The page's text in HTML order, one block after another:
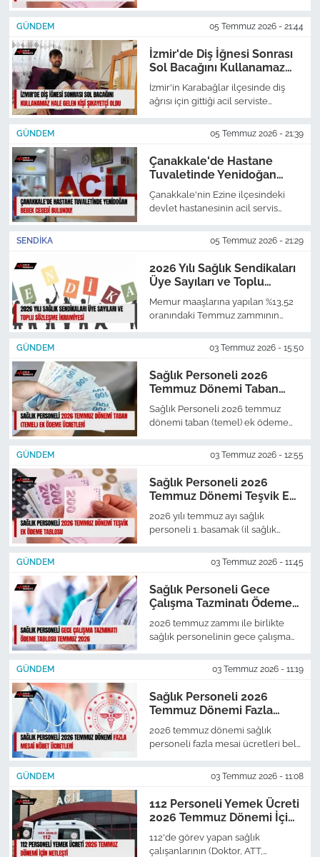
ücret uygulamasına Çalışma
son noktayı koydu.
GÜNDEM 05 Temmuz 2026 - 21:44
İzmir'de Diş İğnesi Sonrası
Sol Bacağını Kullanamaz
Hale Gelen Kişi Şikayetçi
Oldu
İzmir'in Karabağlar ilçesinde diş
ağrısı için gittiği acil serviste
mobilya ustası Şerif Osman, yanlış
bacağını kullanamaz hale gelerek
suç duyurusunda bulundu.
GÜNDEM 05 Temmuz 2026 - 21:39
Çanakkale'de Hastane
Tuvaletinde Yenidoğan
Bebek Cesedi Bulundu!
Çanakkale'nin Ezine ilçesindeki
devlet hastanesinin acil servis
yaklaşık 15 saat önce dünyaya
cesedi bulundu.
SENDIKA 05 Temmuz 2026 - 21:29
2026 Yılı Sağlık Sendikaları
Üye Sayıları ve Toplu
Sözleşme İkramiyesi
Memur maaşlarına yapılan %13,52
oranındaki Temmuz zammının
yararlanacağı toplu sözleşme
seviyesine yükseldi.
GÜNDEM 03 Temmuz 2026 - 15:50
Sağlık Personeli 2026
Temmuz Dönemi Taban
(Temel) Ek Ödeme
Ücretleri
Sağlık Personeli 2026 temmuz
dönemi taban (temel) ek ödeme
GÜNDEM 03 Temmuz 2026 - 12:55
Sağlık Personeli 2026
Temmuz Dönemi Teşvik Ek
Ödeme Tablosu
2026 yılı temmuz ayı sağlık
personeli 1. basamak (il sağlık
GÜNDEM 03 Temmuz 2026 - 11:45
Sağlık Personeli Gece
Çalışma Tazminatı Ödeme
Tablosu Temmuz 2026
2026 temmuz zammı ile birlikte
sağlık personelinin gece çalışma
GÜNDEM 03 Temmuz 2026 - 11:19
Sağlık Personeli 2026
Temmuz Dönemi Fazla
Mesai Nöbet Ücretleri
2026 temmuz dönemi sağlık
personeli fazla mesai ücretleri belli
eczacı, hemşire, ebe, att,
fazla mesai tabloları ve 24 saatlik
hesaplamaları netleşti. Sağlık
personeli nöbet ücretleri aşağıdaki
gibidir.
GÜNDEM 03 Temmuz 2026 - 11:08
112 Personeli Yemek Ücreti
2026 Temmuz Dönemi İçin
Netleşti
112'de görev yapan sağlık
çalışanlarının (Doktor, ATT,